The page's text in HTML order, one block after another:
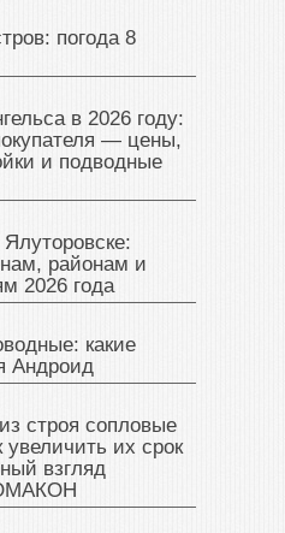
погода 8
в 2026 году:
— цены,
и подводные
районам и
2026 года
какие
Андроид
строя сопловые
увеличить их срок
взгляд